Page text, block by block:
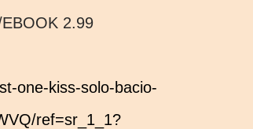
2.99
ref=sr_1_1?